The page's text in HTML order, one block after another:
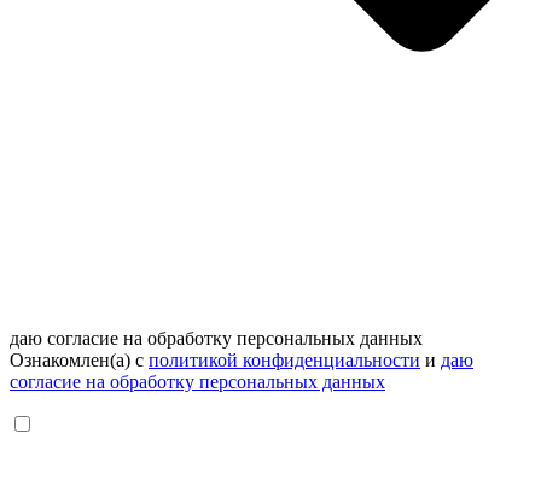
даю согласие на обработку персональных данных
Ознакомлен(а) с политикой конфиденциальности и даю
согласие на обработку персональных данных